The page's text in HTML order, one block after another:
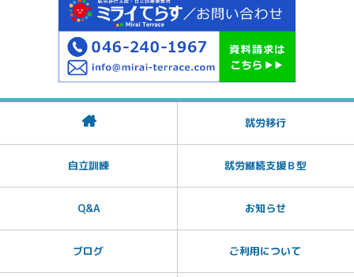
就労移行
自立訓練 就労継続支援Ｂ型
Q&A お知らせ
ブログ ご利用について